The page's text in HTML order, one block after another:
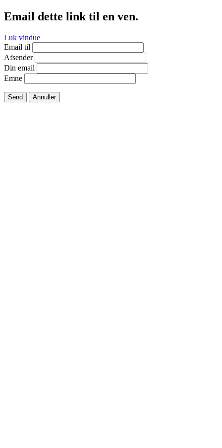
Email dette link til en ven.
Luk vindue
Email til
Afsender
Din email
Emne
Send Annuller